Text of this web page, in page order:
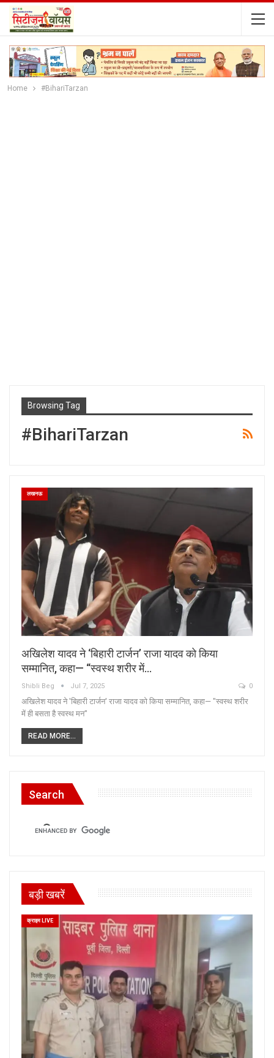
Home #BihariTarzan
Browsing Tag
#BihariTarzan
लखनऊ
अखिलेश यादव ने ‘बिहारी टार्जन’ राजा यादव को किया
सम्मानित, कहा— “स्वस्थ शरीर में…
Shibli Beg Jul 7, 2025 0
अखिलेश यादव ने 'बिहारी टार्जन' राजा यादव को किया सम्मानित, कहा— "स्वस्थ शरीर
में ही बसता है स्वस्थ मन"
READ MORE...
Search
बड़ी खबरें
क्राइम LIVE